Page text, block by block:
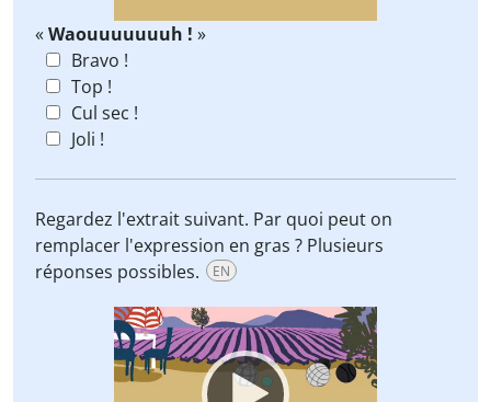
«Waouuuuuuuh ! »
Bravo !
Top !
Cul sec !
Joli !
Regardez l'extrait suivant. Par quoi peut on
remplacer l'expression en gras ? Plusieurs
réponses possibles.
EN
Video
Player